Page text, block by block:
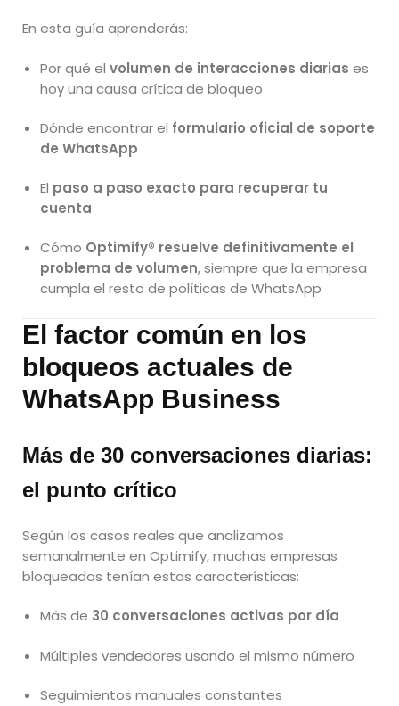
En esta guía aprenderás:
Por qué el volumen de interacciones diarias es
hoy una causa crítica de bloqueo
Dónde encontrar el formulario oficial de soporte
de WhatsApp
El paso a paso exacto para recuperar tu
cuenta
Cómo Optimify® resuelve definitivamente el
problema de volumen, siempre que la empresa
cumpla el resto de políticas de WhatsApp
El factor común en los
bloqueos actuales de
WhatsApp Business
Más de 30 conversaciones diarias:
el punto crítico
Según los casos reales que analizamos
semanalmente en Optimify, muchas empresas
bloqueadas tenían estas características:
Más de 30 conversaciones activas por día
Múltiples vendedores usando el mismo número
Seguimientos manuales constantes